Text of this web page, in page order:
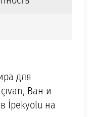
для
Ван и
İpekyolu на